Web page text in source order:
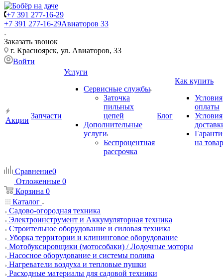
+7 391 277-16-29
+7 391 277-16-29Авиаторов 33
Заказать звонок
г. Красноярск, ул. Авиаторов, 33
Войти
Акции
Запчасти
Услуги
Сервисные службы
Заточка
пильных
цепей
Дополнительные
услуги
Беспроцентная
рассрочка
Блог
Как купить
Условия
оплаты
Условия
на товар
Сравнение0
Отложенные 0
Корзина 0
Каталог
Садово-огородная техника
Электроинструмент и Аккумуляторная техника
Строительное оборудование и силовая техника
Уборка территории и клининговое оборудование
Мотобуксировщики (мотособаки) / Лодочные моторы
Насосное оборудование и системы полива
Нагреватели воздуха и тепловые пушки
Расходные материалы для садовой техники